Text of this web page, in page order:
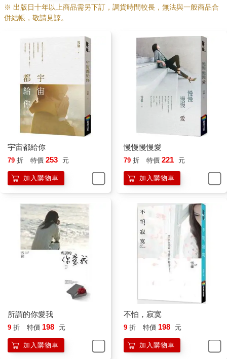
面前，她是我見過最有活力最可愛的早餐店老闆。
這些稱讚，常常到了嘴邊又被我吞了回去。
我開不了口，只能放在心裡，用行動表示。我努力地吃著飯、配
著菜，聽著她們三個人聊今天發生的事。
明怡遇到爛客人，把飯店房間的電視弄壞就算了，還硬要說電視
害他受傷，向飯店索取精神賠償。明怡生氣，我也跟著她生氣。
依依說情人節尚昱哥要帶她去關島玩，還要帶上依依的爸爸媽
媽，全家一起出去旅行。看依依開心，我也覺得開心。樂晴說大
勇太專心打電動，湯麵想要加醋，不小心加到醬油，鹹到他差點
哭出來。樂晴覺得他好蠢，我也覺得他很蠢。
十幾年來，我陪著她們感受生活，只是我從來沒有表達出來。
「對了，立湘，妳那個工作桌該換了，都用七、八年了，上次拿
衣服到妳房間，桌角的小木刺都翻出來了。我訂了一個，應該後
天會送來，再叫大勇幫妳組裝一下。」依依突然抬起頭對我說。
我點了點頭，我真不知道那張桌子竟然已經用了這麼多年。
「案子趕得如何？」明怡挾了塊沙茶牛肉到我碗裡，繼續問，
「趕完了？」
她又多挾了兩塊到我碗裡，「那多吃一點。」
我微笑，咀嚼著溫暖的滋味。
電話鈴響，樂晴起身到客廳接起電話。從她回應的方式和語調，
我知道接下來會喊出我的名字。
※ 出版日十年以上商品需另下訂，調貨時間較長，無法與一般商品合
併結帳，敬請見諒。
宇宙都給你
79 折 特價 253 元
加入購物車
慢慢慢慢愛
79 折 特價 221 元
加入購物車
所謂的你愛我
9 折 特價 198 元
加入購物車
不怕，寂寞
9 折 特價 198 元
加入購物車